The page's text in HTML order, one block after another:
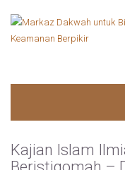
Kajian Islam